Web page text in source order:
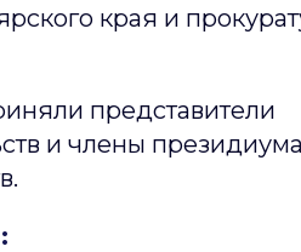
края и
представители
и члены президиума